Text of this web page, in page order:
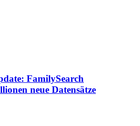
FamilySearch
neue Datensätze